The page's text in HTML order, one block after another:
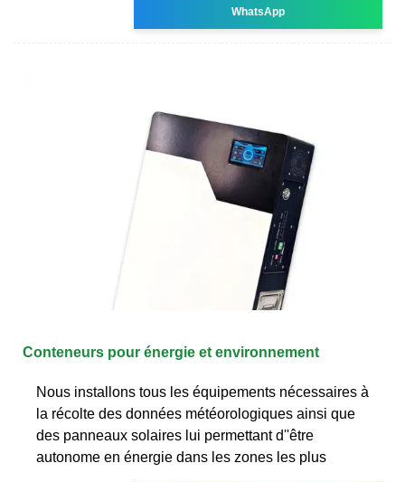
WhatsApp
Conteneurs pour énergie et environnement
Nous installons tous les équipements nécessaires à
la récolte des données météorologiques ainsi que
des panneaux solaires lui permettant d''être
autonome en énergie dans les zones les plus